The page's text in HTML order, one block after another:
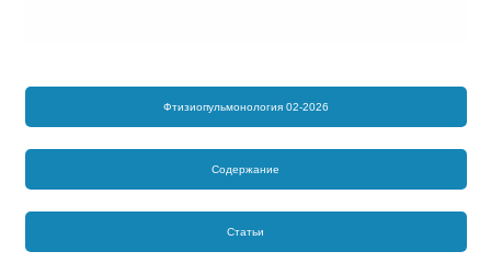
Фтизиопульмонология 02-2026
Содержание
Статьи